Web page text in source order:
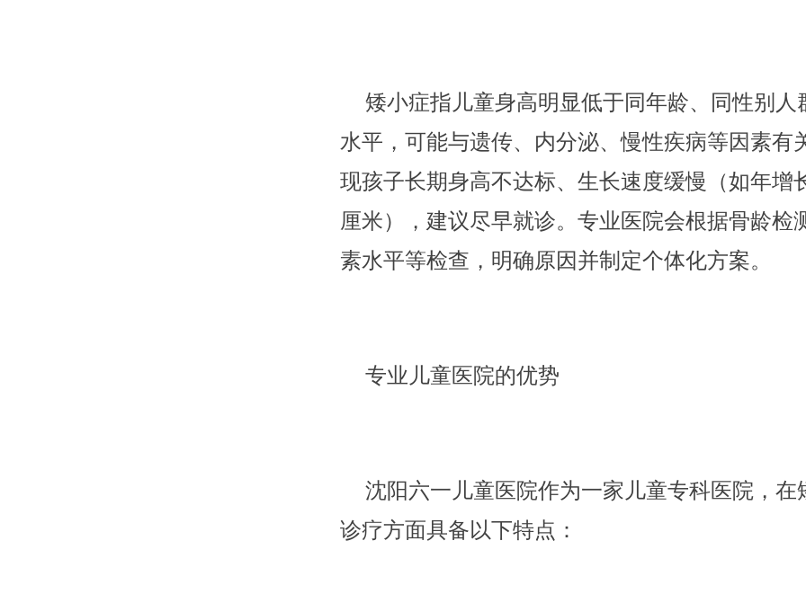
矮小症指儿童身高明显低于同年龄、同性别人
水平，可能与遗传、内分泌、慢性疾病等因素有
现孩子长期身高不达标、生长速度缓慢（如年增
厘米），建议尽早就诊。专业医院会根据骨龄检
素水平等检查，明确原因并制定个体化方案。
专业儿童医院的优势
沈阳六一儿童医院作为一家儿童专科医院，在
诊疗方面具备以下特点：